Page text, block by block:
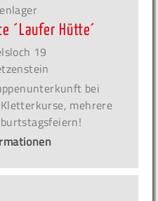
´Laufer Hütte´
19
bei
mehrere